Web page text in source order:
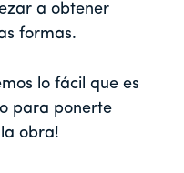
a obtener
formas.
lo fácil que es
para ponerte
obra!